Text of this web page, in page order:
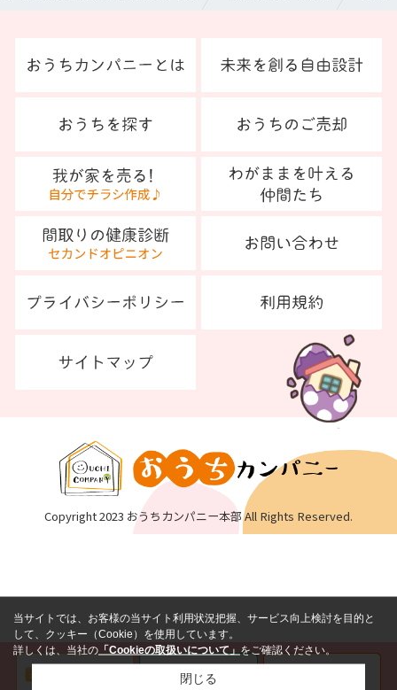
Copyright 2023 おうちカンパニー本部 All Rights Reserved.
当サイトでは、お客様の当サイト利用状況把握、サービス向上検討を目的と
して、クッキー（Cookie）を使用しています。
詳しくは、当社の 「Cookieの取扱いについて」をご確認ください。
閉じる